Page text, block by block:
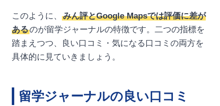
このように、
みん評とGoogle Mapsでは評価に差が
あるのが留学ジャーナルの特徴です。二つの指標を
踏まえつつ、良い口コミ・気になる口コミの両方を
具体的に見ていきましょう。
留学ジャーナルの良い口コミ